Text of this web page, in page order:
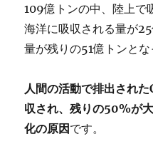
109億トンの中、陸上で
海洋に吸収される量が
量が残りの51億トンとな
人間の活動で排出され
収され、残りの50%が
化の原因です。